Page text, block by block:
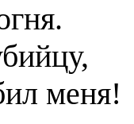
меня!